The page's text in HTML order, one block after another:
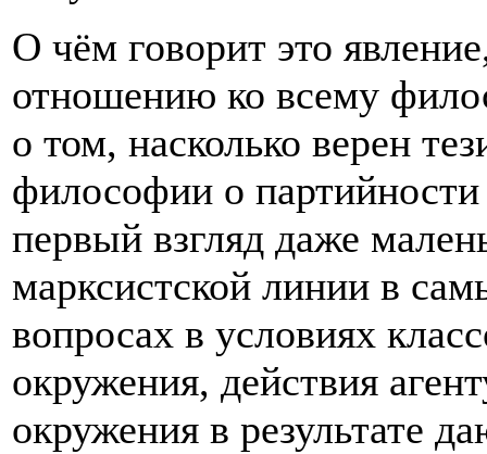
О чём говорит это
отношению ко всему
о том, насколько верен
философии о
первый взгляд даже
марксистской линии в
вопросах в условиях
окружения, действия
окружения в результате